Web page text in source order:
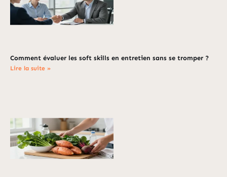
Comment évaluer les soft skills en entretien sans se tromper ?
Lire la suite »